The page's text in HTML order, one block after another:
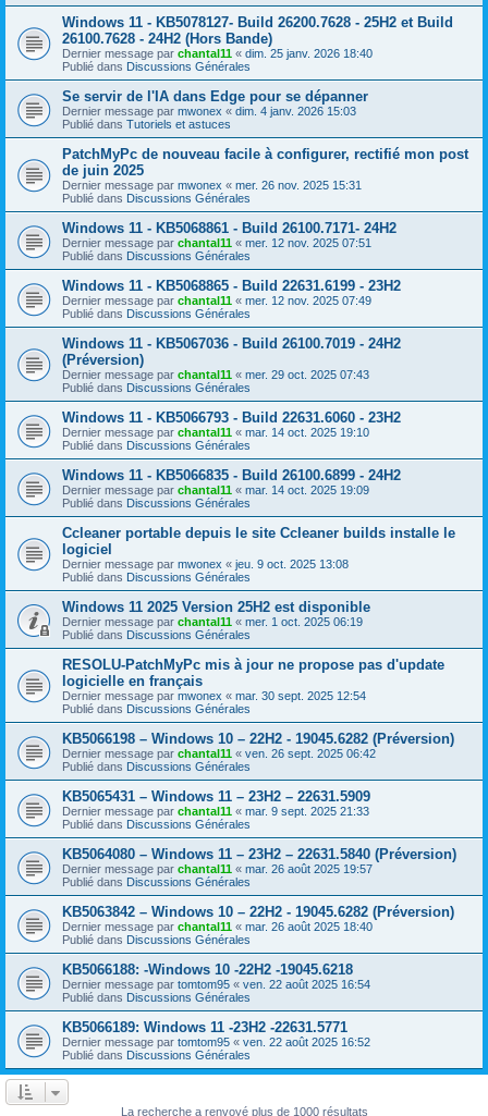
Windows 11 - KB5078127- Build 26200.7628 - 25H2 et Build
26100.7628 - 24H2 (Hors Bande)
Dernier message par chantal11 « dim. 25 janv. 2026 18:40
Publié dans Discussions Générales
Se servir de l'IA dans Edge pour se dépanner
Dernier message par mwonex « dim. 4 janv. 2026 15:03
Publié dans Tutoriels et astuces
PatchMyPc de nouveau facile à configurer, rectifié mon post
de juin 2025
Dernier message par mwonex « mer. 26 nov. 2025 15:31
Publié dans Discussions Générales
Windows 11 - KB5068861 - Build 26100.7171- 24H2
Dernier message par chantal11 « mer. 12 nov. 2025 07:51
Publié dans Discussions Générales
Windows 11 - KB5068865 - Build 22631.6199 - 23H2
Dernier message par chantal11 « mer. 12 nov. 2025 07:49
Publié dans Discussions Générales
Windows 11 - KB5067036 - Build 26100.7019 - 24H2
(Préversion)
Dernier message par chantal11 « mer. 29 oct. 2025 07:43
Publié dans Discussions Générales
Windows 11 - KB5066793 - Build 22631.6060 - 23H2
Dernier message par chantal11 « mar. 14 oct. 2025 19:10
Publié dans Discussions Générales
Windows 11 - KB5066835 - Build 26100.6899 - 24H2
Dernier message par chantal11 « mar. 14 oct. 2025 19:09
Publié dans Discussions Générales
Ccleaner portable depuis le site Ccleaner builds installe le
logiciel
Dernier message par mwonex « jeu. 9 oct. 2025 13:08
Publié dans Discussions Générales
Windows 11 2025 Version 25H2 est disponible
Dernier message par chantal11 « mer. 1 oct. 2025 06:19
Publié dans Discussions Générales
RESOLU-PatchMyPc mis à jour ne propose pas d'update
logicielle en français
Dernier message par mwonex « mar. 30 sept. 2025 12:54
Publié dans Discussions Générales
KB5066198 – Windows 10 – 22H2 - 19045.6282 (Préversion)
Dernier message par chantal11 « ven. 26 sept. 2025 06:42
Publié dans Discussions Générales
KB5065431 – Windows 11 – 23H2 – 22631.5909
Dernier message par chantal11 « mar. 9 sept. 2025 21:33
Publié dans Discussions Générales
KB5064080 – Windows 11 – 23H2 – 22631.5840 (Préversion)
Dernier message par chantal11 « mar. 26 août 2025 19:57
Publié dans Discussions Générales
KB5063842 – Windows 10 – 22H2 - 19045.6282 (Préversion)
Dernier message par chantal11 « mar. 26 août 2025 18:40
Publié dans Discussions Générales
KB5066188: -Windows 10 -22H2 -19045.6218
Dernier message par tomtom95 « ven. 22 août 2025 16:54
Publié dans Discussions Générales
KB5066189: Windows 11 -23H2 -22631.5771
Dernier message par tomtom95 « ven. 22 août 2025 16:52
Publié dans Discussions Générales
La recherche a renvoyé plus de 1000 résultats